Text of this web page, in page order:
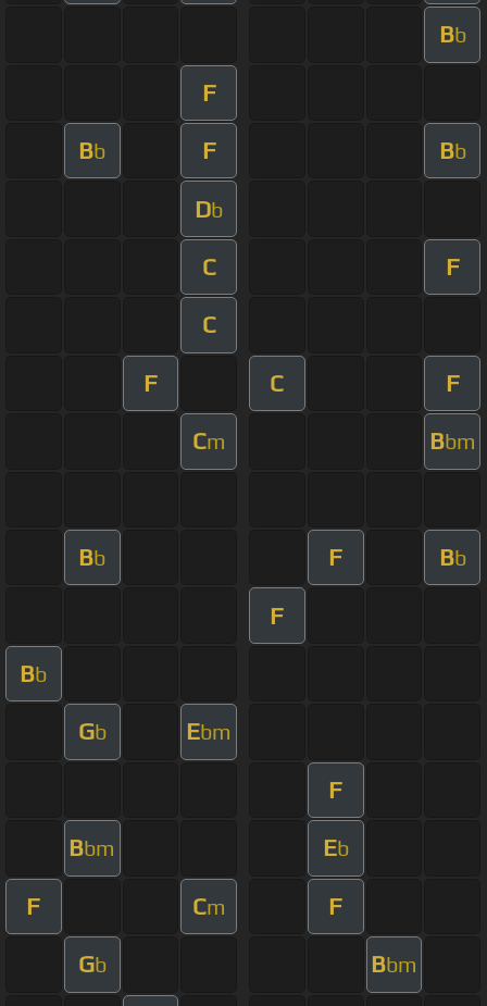
Bb
F
Bb F Bb
Db
C F
C
F C F
Cm Bbm
Bb F Bb
F
Bb
Gb Ebm
F
Bbm Eb
F Cm F
Gb Bbm